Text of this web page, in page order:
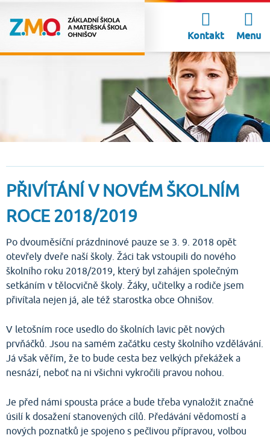
Menu
Kontakt
PŘIVÍTÁNÍ V NOVÉM ŠKOLNÍM
ROCE 2018/2019
Po dvouměsíční prázdninové pauze se 3. 9. 2018 opět
otevřely dveře naší školy. Žáci tak vstoupili do nového
školního roku 2018/2019, který byl zahájen společným
setkáním v tělocvičně školy. Žáky, učitelky a rodiče jsem
přivítala nejen já, ale též starostka obce Ohnišov.
V letošním roce usedlo do školních lavic pět nových
prvňáčků. Jsou na samém začátku cesty školního vzdělávání.
Já však věřím, že to bude cesta bez velkých překážek a
nesnází, neboť na ni všichni vykročili pravou nohou.
Je před námi spousta práce a bude třeba vynaložit značné
úsilí k dosažení stanovených cílů. Předávání vědomostí a
nových poznatků je spojeno s pečlivou přípravou, volbou